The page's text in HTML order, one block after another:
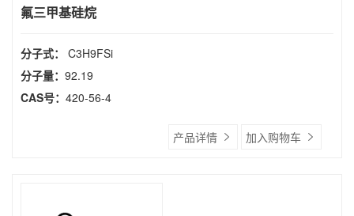
氟三甲基硅烷
分子式： C3H9FSi
分子量： 92.19
CAS号： 420-56-4
产品详情 加入购物车